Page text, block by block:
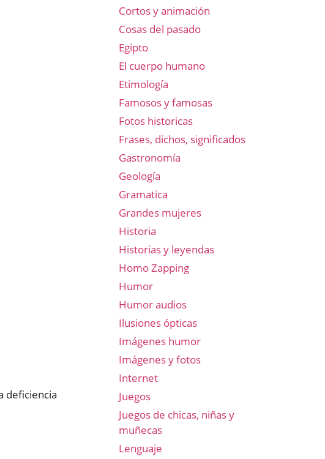
deficiencia
Cortos y animación
Cosas del pasado
Egipto
El cuerpo humano
Etimología
Famosos y famosas
Fotos historicas
Frases, dichos, significados
Gastronomía
Geología
Gramatica
Grandes mujeres
Historia
Historias y leyendas
Homo Zapping
Humor
Humor audios
Ilusiones ópticas
Imágenes humor
Imágenes y fotos
Internet
Juegos
Juegos de chicas, niñas y
muñecas
Lenguaje